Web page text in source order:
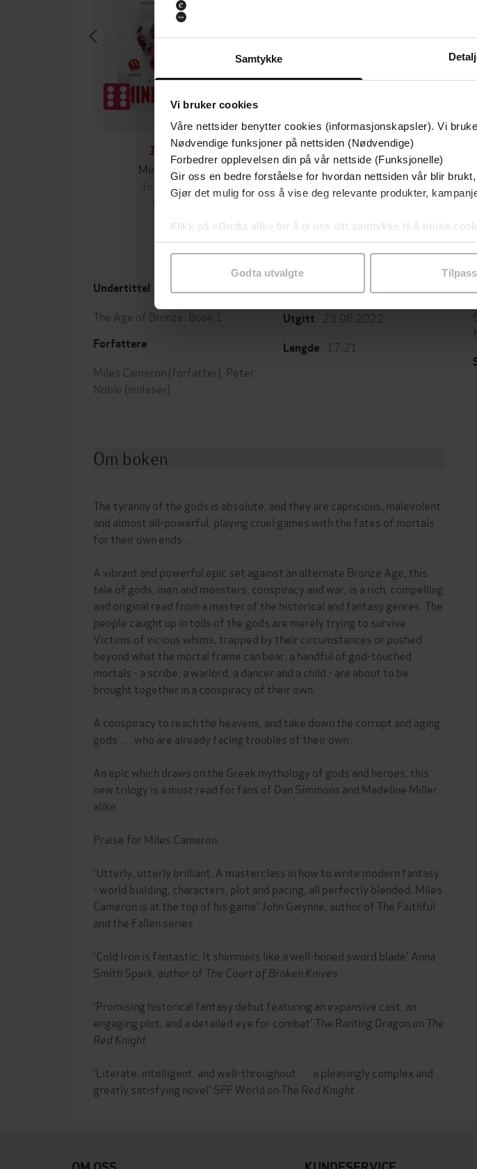
Samtykke
Vi bruker cookies
Våre nettsider benytter cookies (informasjonskapsler). Vi
Nødvendige funksjoner på nettsiden (Nødvendige)
Forbedrer opplevelsen din på vår nettside (Funksjonelle)
Gir oss en bedre forståelse for hvordan nettsiden vår blir
Gjør det mulig for oss å vise deg relevante produkter,
Klikk på «Godta alle» for å gi oss ditt samtykke til å bruke
samtykke til spesifikke formål ved å klikke på «Tilpass». Du
Godta utvalgte Tilpass
199,-
Minnesota
Jo Nesbø
EBOK
349,-
Utskudd
Jørn Lier Horst
EBOK
En
Stian
Undertittel
The Age of Bronze: Book 1
Forfattere
Miles Cameron (forfatter), Peter
Noble (innleser)
Forlag Gollancz
Utgitt 23.06.2022
Lengde 17:21
Om boken
The tyranny of the gods is absolute, and they are capricious, malevolent
and almost all-powerful, playing cruel games with the fates of mortals
for their own ends . . .
A vibrant and powerful epic set against an alternate Bronze Age, this
tale of gods, men and monsters, conspiracy and war, is a rich, compelling
and original read from a master of the historical and fantasy genres. The
people caught up in toils of the gods are merely trying to survive.
Victims of vicious whims, trapped by their circumstances or pushed
beyond what the mortal frame can bear, a handful of god-touched
mortals - a scribe, a warlord, a dancer and a child - are about to be
brought together in a conspiracy of their own.
A conspiracy to reach the heavens, and take down the corrupt and aging
gods . . . who are already facing troubles of their own . . .
An epic which draws on the Greek mythology of gods and heroes, this
new trilogy is a must read for fans of Dan Simmons and Madeline Miller
alike.
Praise for Miles Cameron:
'Utterly, utterly brilliant. A masterclass in how to write modern fantasy
- world building, characters, plot and pacing, all perfectly blended. Miles
Cameron is at the top of his game' John Gwynne, author of The Faithful
and the Fallen series
'Cold Iron is fantastic. It shimmers like a well-honed sword blade' Anna
Smith Spark, author of The Court of Broken Knives
'Promising historical fantasy debut featuring an expansive cast, an
engaging plot, and a detailed eye for combat' The Ranting Dragon on The
Red Knight
'Literate, intelligent, and well-throughout . . . a pleasingly complex and
greatly satisfying novel' SFF World on The Red Knight